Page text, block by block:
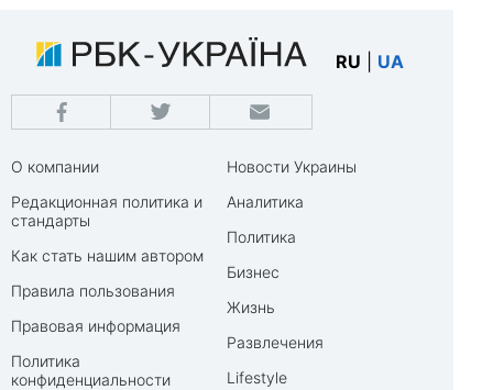
RU UA
О компании
Редакционная политика и
стандарты
Как стать нашим автором
Правила пользования
Правовая информация
Политика
конфиденциальности
Новости Украины
Аналитика
Политика
Бизнес
Жизнь
Развлечения
Lifestyle